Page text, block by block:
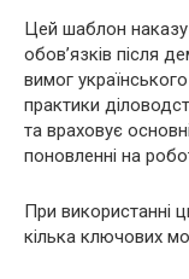
Цей шаблон
обов’язків після
вимог
практики
та враховує
поновленні на
При використанні
кілька ключових